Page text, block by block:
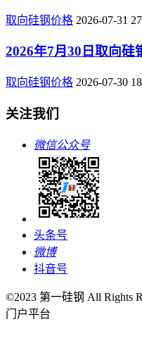
取向硅钢价格 2026-07-31 27
2026年7月30日取向硅
取向硅钢价格 2026-07-30 18
关注我们
微信公众号
头条号
微博
抖音号
©2023 第一硅钢 All Rights
门户平台